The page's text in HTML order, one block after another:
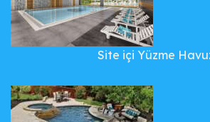
Site içi Yüzme